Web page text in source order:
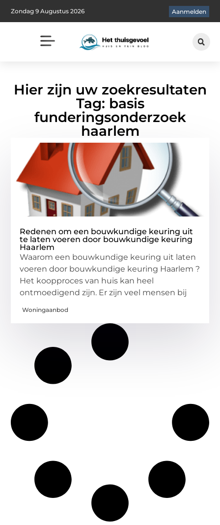
Zondag 9 Augustus 2026 Aanmelden
Hier zijn uw zoekresultaten
Tag: basis
funderingsonderzoek
haarlem
Redenen om een bouwkundige keuring uit
te laten voeren door bouwkundige keuring
Haarlem
Waarom een bouwkundige keuring uit laten
voeren door bouwkundige keuring Haarlem ?
Het koopproces van huis kan heel
ontmoedigend zijn. Er zijn veel mensen bij
Woningaanbod